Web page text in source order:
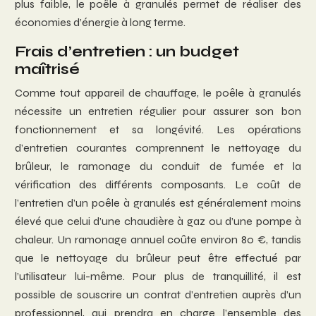
plus faible, le poêle à granulés permet de réaliser des
économies d’énergie à long terme.
Frais d’entretien : un budget
maîtrisé
Comme tout appareil de chauffage, le poêle à granulés
nécessite un entretien régulier pour assurer son bon
fonctionnement et sa longévité. Les opérations
d’entretien courantes comprennent le nettoyage du
brûleur, le ramonage du conduit de fumée et la
vérification des différents composants. Le coût de
l’entretien d’un poêle à granulés est généralement moins
élevé que celui d’une chaudière à gaz ou d’une pompe à
chaleur. Un ramonage annuel coûte environ 80 €, tandis
que le nettoyage du brûleur peut être effectué par
l’utilisateur lui-même. Pour plus de tranquillité, il est
possible de souscrire un contrat d’entretien auprès d’un
professionnel, qui prendra en charge l’ensemble des